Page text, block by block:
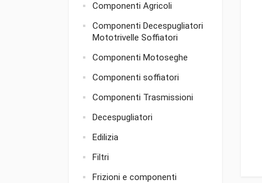
Componenti Agricoli
Componenti Decespugliatori
Mototrivelle Soffiatori
Componenti Motoseghe
Componenti soffiatori
Componenti Trasmissioni
Decespugliatori
Edilizia
Filtri
Frizioni e componenti